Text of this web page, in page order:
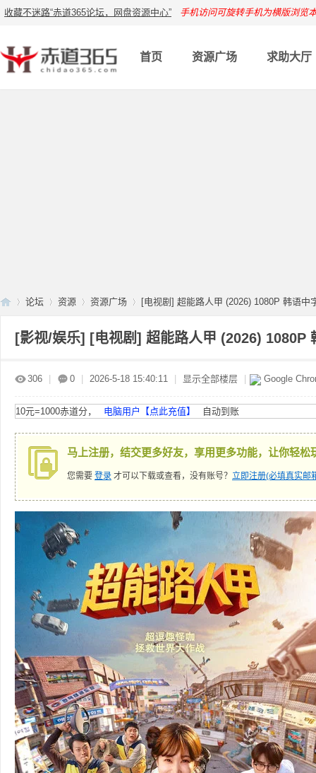
收藏不迷路“赤道365论坛，网盘资源中心” 手机访问可旋转手机为横版浏览
首页 资源广场 求助大厅
论坛 资源 资源广场 [电视剧] 超能路人甲 (2026) 1080P 韩语中
[影视/娱乐] [电视剧] 超能路人甲 (2026) 1080P
306 0 2026-5-18 15:40:11 显示全部楼层 Google
10元=1000赤道分， 电脑用户【点此充值】 自动到账
马上注册，结交更多好友，享用更多功能，让你轻松
您需要 登录 才可以下载或查看，没有账号？ 立即注册(必填真实邮